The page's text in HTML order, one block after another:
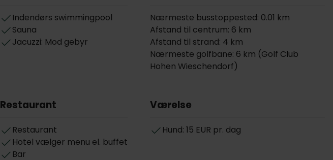
Indendørs swimmingpool
Sauna
Jacuzzi: Mod gebyr
Nærmeste busstoppested: 0.01 km
Afstand til centrum: 6 km
Afstand til strand: 4 km
Nærmeste golfbane: 6 km (Golf Club
Hohen Wieschendorf)
Restaurant
Restaurant
Hotel vælger menu el. buffet
Bar
Værelse
Hund: 15 EUR pr. dag